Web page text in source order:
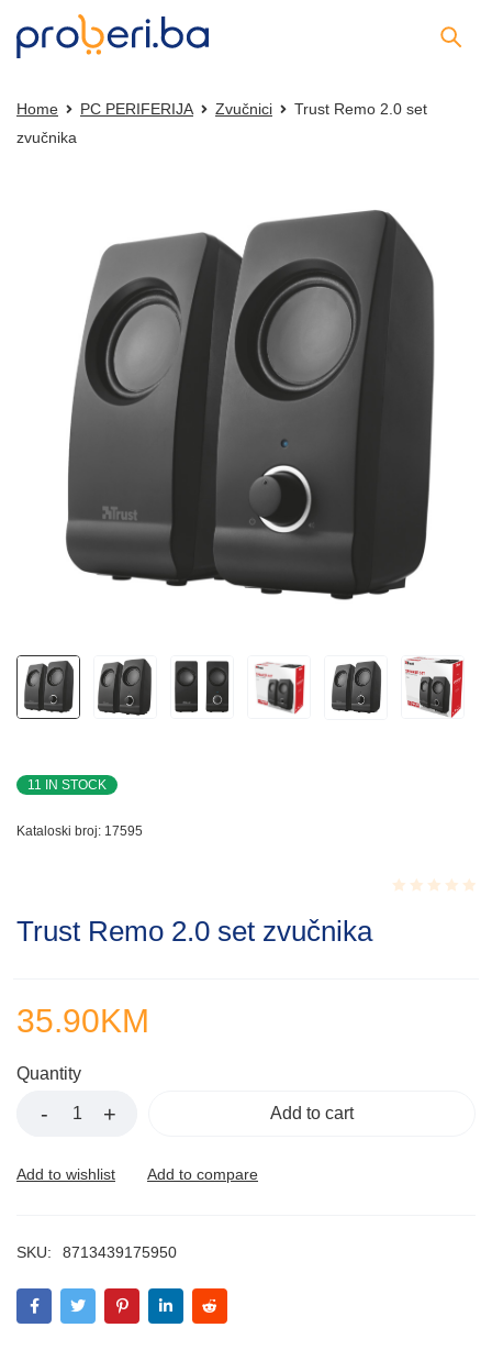
Home PC PERIFERIJA Zvučnici
Trust Remo 2.0 set
zvučnika
11 IN STOCK
Kataloski broj: 17595
Trust Remo 2.0 set zvučnika
35.90KM
Quantity
Add to cart
SKU: 8713439175950